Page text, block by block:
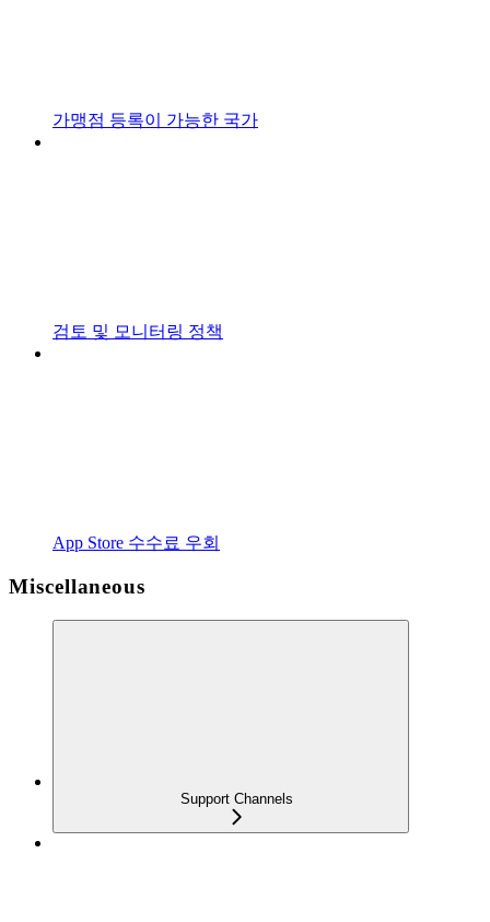
가맹점 등록이 가능한 국가
검토 및 모니터링 정책
App Store 수수료 우회
Miscellaneous
Support Channels